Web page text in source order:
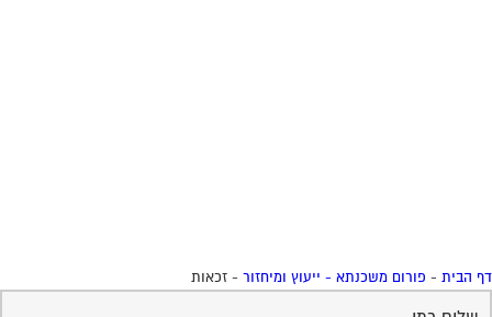
הבית- פורום משכנתא - ייעוץ ומיחזור- זכאות